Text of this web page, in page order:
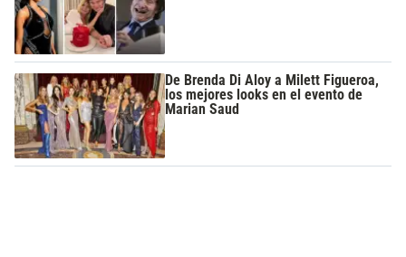
De Brenda Di Aloy a Milett Figueroa,
los mejores looks en el evento de
Marian Saud